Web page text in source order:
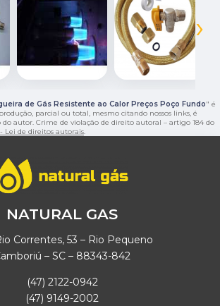
›
de Gás Resistente ao Calor Preços Poço Fundo" é
parcial ou total, mesmo citando nossos links, é
autor. Crime de violação de direito autoral – artigo 184 do
Lei de direitos autorais.
NATURAL GAS
Correntes, 53 – Rio Pequeno
– SC – 88343-842
(47) 2122-0942
(47) 9149-2002